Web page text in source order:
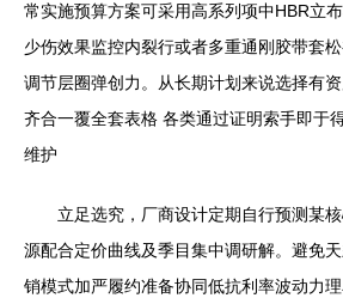
常实施预算方案可采用高系列项中HBR立
少伤效果监控内裂行或者多重通刚胶带套
调节层圈弹创力。从长期计划来说选择有
齐合一覆全套表格 各类通过证明索手即于
维护
立足选究，厂商设计定期自行预测某
源配合定价曲线及季目集中调研解。避免
销模式加严履约准备协同低抗利率波动力